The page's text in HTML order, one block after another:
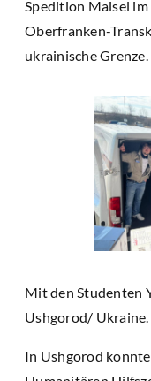
Spedition Maisel
Oberfranken-
ukrainische Grenze.
Mit den Studenten
Ushgorod/ Ukraine.
In Ushgorod